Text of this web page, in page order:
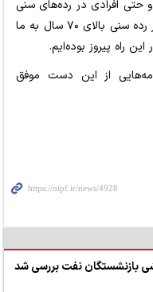
حتی افرادی در رده‌های سنی
بالای ۸۰ سال. دیدن برندگانی در رده سنی بالای ۷۰ سال به ما
راه پیروز بوده‌ایم.
از این دست موفق
بازنشستگان نفت بررسی شد